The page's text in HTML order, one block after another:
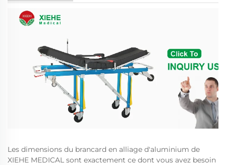
Les dimensions du brancard en alliage d'aluminium de
XIEHE MEDICAL sont exactement ce dont vous avez besoin